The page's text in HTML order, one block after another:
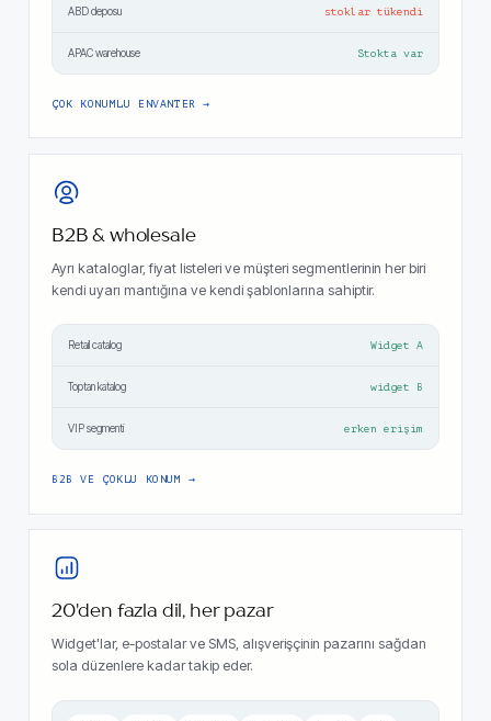
ABD deposu stoklar tükendi
APAC warehouse Stokta var
ÇOK KONUMLU ENVANTER
B2B & wholesale
Ayrı kataloglar, fiyat listeleri ve müşteri segmentlerinin her biri
kendi uyarı mantığına ve kendi şablonlarına sahiptir.
Retail catalog Widget A
Toptan katalog widget B
VIP segmenti erken erişim
B2B VE ÇOKLU KONUM
20'den fazla dil, her pazar
Widget'lar, e-postalar ve SMS, alışverişçinin pazarını sağdan
sola düzenlere kadar takip eder.